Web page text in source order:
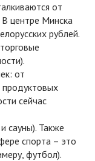
от
центре Минска
рублей.
от
сейчас
сауны). Также
спорта – это
футбол).